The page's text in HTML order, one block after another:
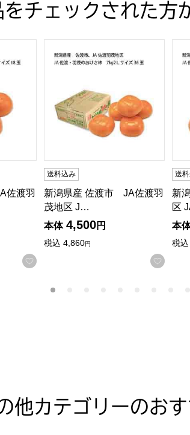
をチェックされた方
けさ柿(3.5kg3Lサイズ14玉)【お届け期
佐渡羽茂地区 JA佐渡・羽茂のおけさ柿
佐渡羽
お気に入りに登録する
新潟県産 佐渡市 JA佐渡羽茂地
送料込み
新潟県産 佐渡市 JA佐渡羽
茂地区 J…
本体 4,500円
税込 4,860円
お気
新
送
新
区
本
税込
他カテゴリーのお